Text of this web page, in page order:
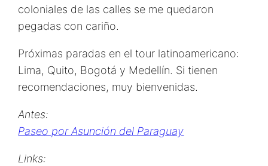
coloniales de las calles se me quedaron
pegadas con cariño.
Próximas paradas en el tour latinoamericano:
Lima, Quito, Bogotá y Medellín. Si tienen
recomendaciones, muy bienvenidas.
Antes:
Paseo por Asunción del Paraguay
Links: